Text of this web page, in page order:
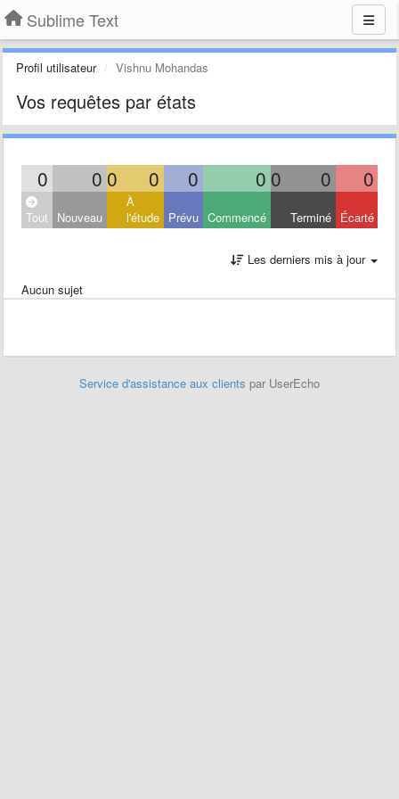
Sublime Text
Profil utilisateur Vishnu Mohandas
Vos requêtes par états
0 0 0 0 0 0 0 0 0
Tout Nouveau
À
l'étude Prévu Commencé Terminé Écarté
Les derniers mis à jour
Aucun sujet
Service d'assistance aux clients par UserEcho